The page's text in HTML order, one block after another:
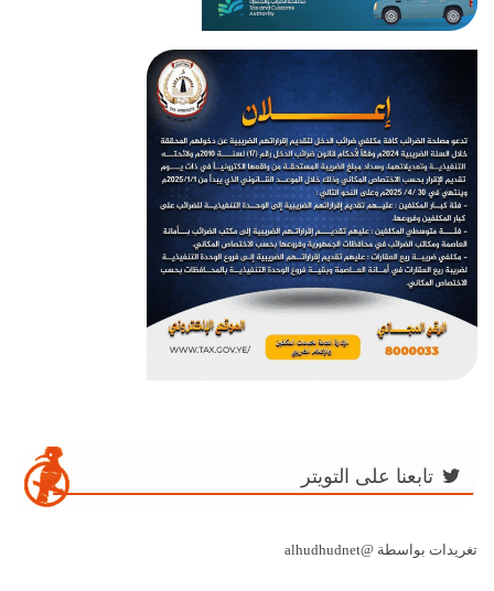
تابعنا على التويتر
تغريدات بواسطة @alhudhudnet